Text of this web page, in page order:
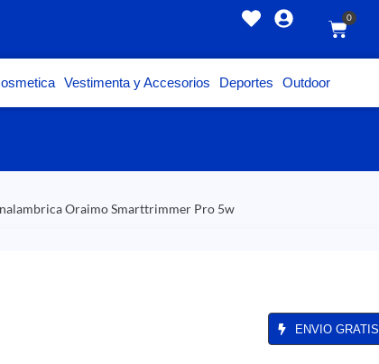
0
Vestimenta y Accesorios Deportes Outdoor
Oraimo Smarttrimmer Pro 5w
ENVIO GRATIS